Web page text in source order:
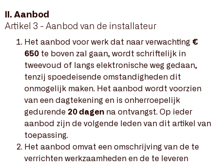
II. Aanbod
Artikel 3 - Aanbod van de installateur
Het aanbod voor werk dat naar verwachting €
650 te boven zal gaan, wordt schriftelijk in
tweevoud of langs elektronische weg gedaan,
tenzij spoedeisende omstandigheden dit
onmogelijk maken. Het aanbod wordt voorzien
van een dagtekening en is onherroepelijk
gedurende 20 dagen na ontvangst. Op ieder
aanbod zijn de volgende leden van dit artikel van
toepassing.
Het aanbod omvat een omschrijving van de te
verrichten werkzaamheden en de te leveren